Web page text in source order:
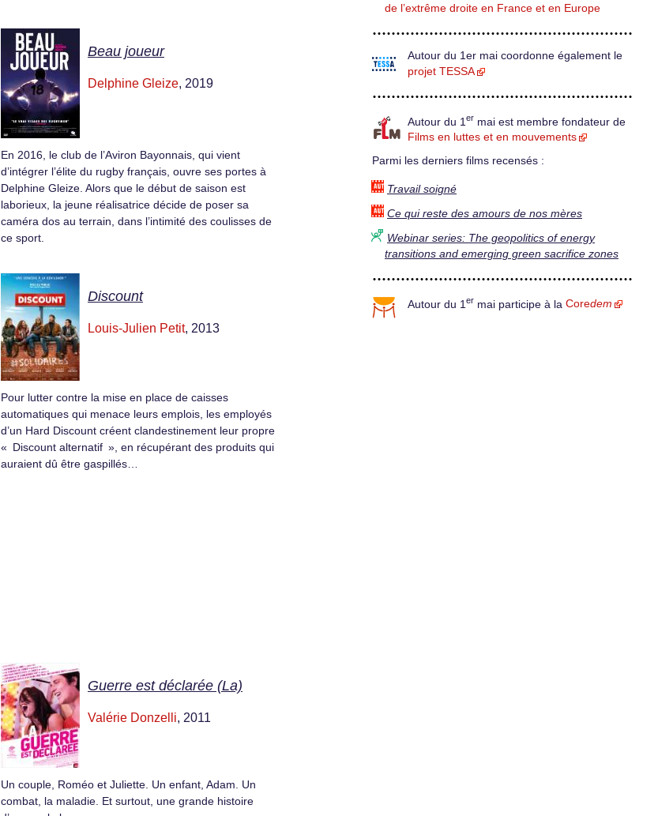
Beau joueur
Delphine Gleize, 2019
En 2016, le club de l’Aviron Bayonnais, qui vient
d’intégrer l’élite du rugby français, ouvre ses portes à
Delphine Gleize. Alors que le début de saison est
laborieux, la jeune réalisatrice décide de poser sa
caméra dos au terrain, dans l’intimité des coulisses de
ce sport.
Discount
Louis-Julien Petit, 2013
Pour lutter contre la mise en place de caisses
automatiques qui menace leurs emplois, les employés
d’un Hard Discount créent clandestinement leur propre
« Discount alternatif », en récupérant des produits qui
auraient dû être gaspillés…
Guerre est déclarée (La)
Valérie Donzelli, 2011
Un couple, Roméo et Juliette. Un enfant, Adam. Un
combat, la maladie. Et surtout, une grande histoire
de l’extrême droite en France et en Europe
Autour du 1er mai coordonne également le
projet TESSA
Autour du 1 er mai est membre fondateur de
Films en luttes et en mouvements
Parmi les derniers films recensés :
Travail soigné
Ce qui reste des amours de nos mères
Webinar series: The geopolitics of energy
transitions and emerging green sacrifice zones
Autour du 1 er mai participe à la Coredem